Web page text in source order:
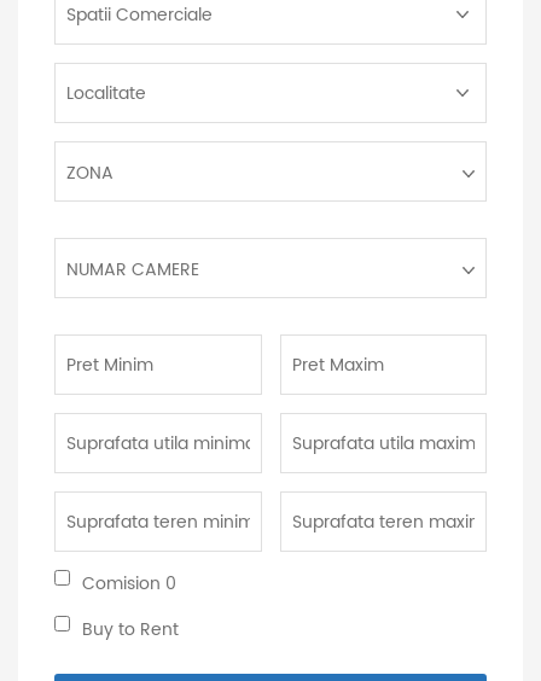
Proprietate:
ZONA
camere:
NUMAR CAMERE
Minim:
Maxim:
utila
minima:
utila
maxima:
teren
minima:
teren
maxima:
Comision
Comision 0
Buy
Buy to Rent